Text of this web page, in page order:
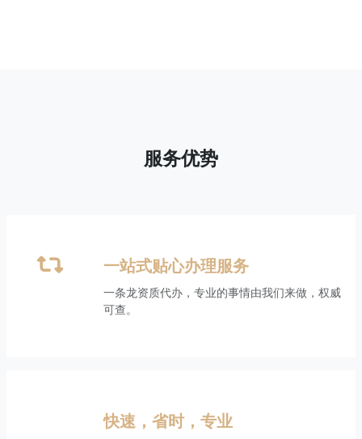
服务优势
一站式贴心办理服务
一条龙资质代办，专业的事情由我们来做，权威
可查。
快速，省时，专业